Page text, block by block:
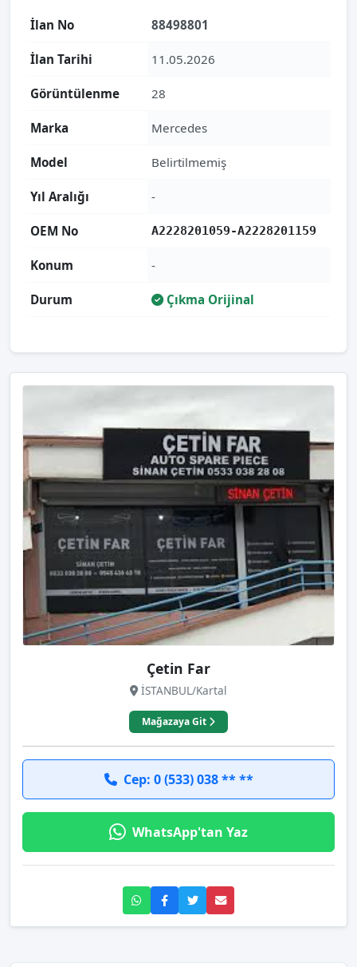
İlan No 88498801
İlan Tarihi 11.05.2026
Görüntülenme 28
Marka Mercedes
Model Belirtilmemiş
Yıl Aralığı -
OEM No A2228201059-A2228201159
Konum -
Durum Çıkma Orijinal
Çetin Far
İSTANBUL/Kartal
Mağazaya Git
Cep: 0 (533) 038 ** **
WhatsApp'tan Yaz